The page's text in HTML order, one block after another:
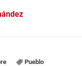
Pueblo